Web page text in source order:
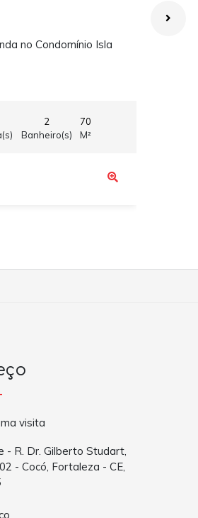
no Condomínio Isla
2
Banheiro(s)
70
M²
visita
- R. Dr. Gilberto Studart,
- Cocó, Fortaleza - CE,